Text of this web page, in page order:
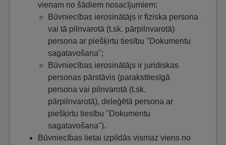
vienam no šādiem nosacījumiem:
Būvniecības ierosinātājs ir fiziska persona
vai tā pilnvarotā (t.sk. pārpilnvarotā)
persona ar piešķirtu tiesību "Dokumentu
sagatavošana";
Būvniecības ierosinātājs ir juridiskas
personas pārstāvis (paraksttiesīgā
persona vai pilnvarotā (t.sk.
pārpilnvarotā), deleģētā persona ar
piešķirtu tiesību "Dokumentu
sagatavošana").
Būvniecības lietai izpildās vismaz viens no